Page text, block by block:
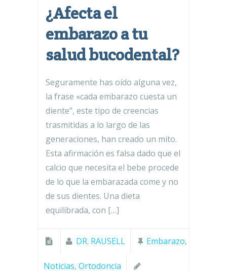
¿Afecta el
embarazo a tu
salud bucodental?
Seguramente has oído alguna vez,
la frase «cada embarazo cuesta un
diente”, este tipo de creencias
trasmitidas a lo largo de las
generaciones, han creado un mito.
Esta afirmación es falsa dado que el
calcio que necesita el bebe procede
de lo que la embarazada come y no
de sus dientes. Una dieta
equilibrada, con […]
DR. RAUSELL Embarazo,
Noticias, Ortodoncia